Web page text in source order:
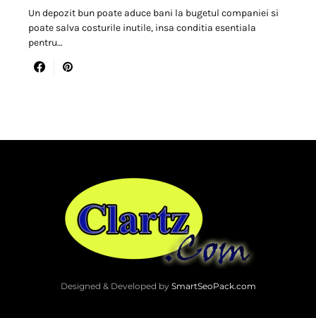
Un depozit bun poate aduce bani la bugetul companiei si
poate salva costurile inutile, insa conditia esentiala
pentru…
Designed & Developed by SmartSeoPack.com